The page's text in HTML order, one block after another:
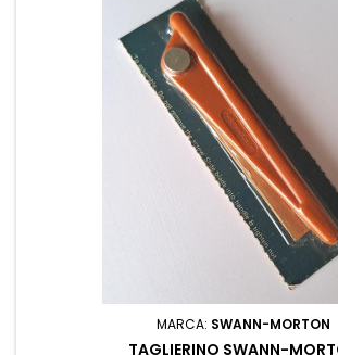
MARCA: SWANN-MORTON
TAGLIERINO SWANN-